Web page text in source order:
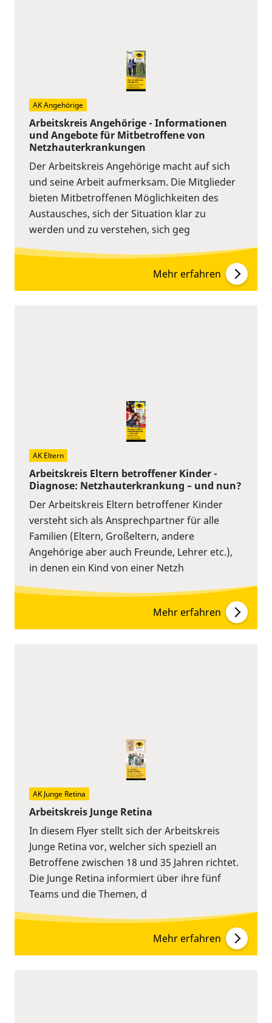
Arbeitskreis Angehörige - Informationen
und Angebote für Mitbetroffene von
Netzhauterkrankungen
Der Arbeitskreis Angehörige macht auf sich
und seine Arbeit aufmerksam. Die Mitglieder
bieten Mitbetroffenen Möglichkeiten des
Austausches, sich der Situation klar zu
werden und zu verstehen, sich geg
AK Angehörige
Mehr erfahren
Arbeitskreis Eltern betroffener Kinder -
Diagnose: Netzhauterkrankung – und nun?
Der Arbeitskreis Eltern betroffener Kinder
versteht sich als Ansprechpartner für alle
Familien (Eltern, Großeltern, andere
Angehörige aber auch Freunde, Lehrer etc.),
in denen ein Kind von einer Netzh
AK Eltern
Mehr erfahren
Arbeitskreis Junge Retina
In diesem Flyer stellt sich der Arbeitskreis
Junge Retina vor, welcher sich speziell an
Betroffene zwischen 18 und 35 Jahren richtet.
Die Junge Retina informiert über ihre fünf
Teams und die Themen, d
AK Junge Retina
Mehr erfahren